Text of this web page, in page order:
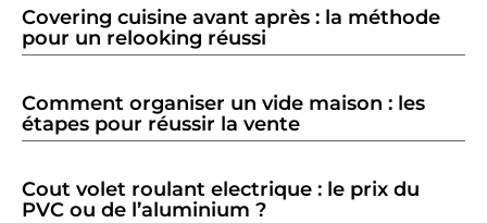
Covering cuisine avant après : la méthode
pour un relooking réussi
Comment organiser un vide maison : les
étapes pour réussir la vente
Cout volet roulant electrique : le prix du
PVC ou de l’aluminium ?